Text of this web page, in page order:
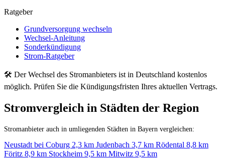
Ratgeber
Grundversorgung wechseln
Wechsel-Anleitung
Sonderkündigung
Strom-Ratgeber
🛠 Der Wechsel des Stromanbieters ist in Deutschland kostenlos
möglich. Prüfen Sie die Kündigungsfristen Ihres aktuellen Vertrags.
Stromvergleich in Städten der Region
Stromanbieter auch in umliegenden Städten in Bayern vergleichen:
Neustadt bei Coburg 2,3 km Judenbach 3,7 km Rödental 8,8 km
Föritz 8,9 km Stockheim 9,5 km Mitwitz 9,5 km